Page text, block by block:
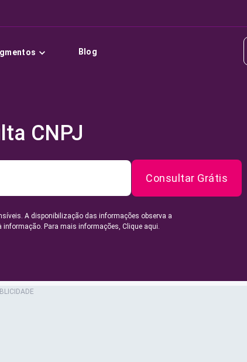
Blog
CNPJ
Consultar Grátis
A disponibilização das informações observa a
informação. Para mais informações, Clique aqui.